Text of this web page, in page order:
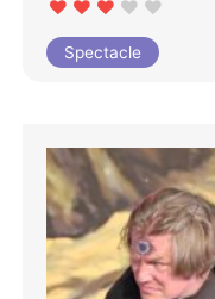
Spectacle